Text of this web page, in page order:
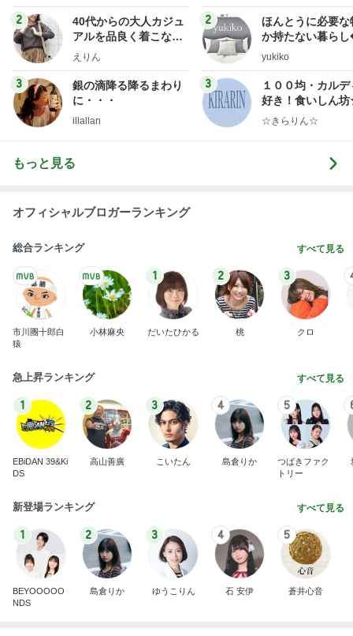
2
40代からの大人カジュ
アルを品良く着こなす
ファッションブログ
えりん
3
銀の滴降る降るまわり
に・・・
illallan
2
ほんとうに必要な
か持たない暮ら
ep Life Simple◆
yukiko
3
１００均・カルデ
好き！食いしん
らりん☆のブログ
☆きらりん☆
もっと見る
オフィシャルブロガーランキング
総合ランキング すべて見る
市川團十郎白
猿
小林麻央
1
だいたひかる
2
桃
3
クロ
急上昇ランキング すべて見る
1
EBiDAN 39&Ki
DS
2
高山善廣
3
こいたん
4
島倉りか
5
つばきファク
トリー
新登場ランキング すべて見る
1
BEYOOOOO
NDS
2
島倉りか
3
ゆうこりん
4
石 安伊
5
蒼井心音